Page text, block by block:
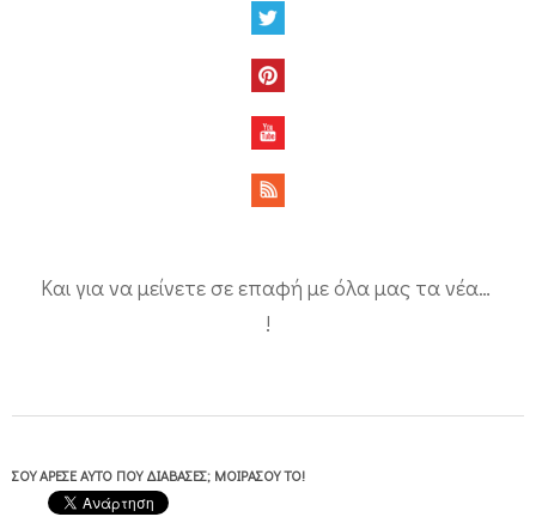
Και για να μείνετε σε επαφή με όλα μας τα νέα…
!
ΣΟΥ ΆΡΕΣΕ ΑΥΤΌ ΠΟΥ ΔΙΆΒΑΣΕΣ; ΜΟΙΡΆΣΟΥ ΤΟ!